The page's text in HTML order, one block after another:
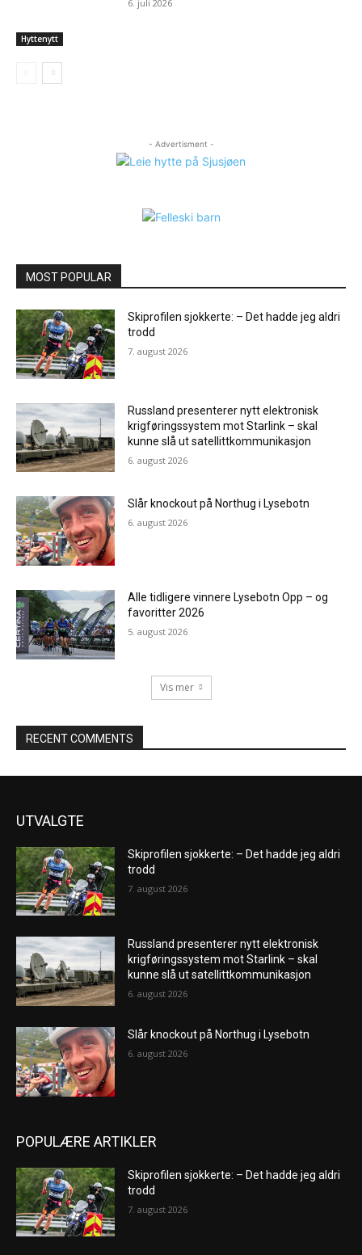
Hyttenytt
6. juli 2026
- Advertisment -
MOST POPULAR
Skiprofilen sjokkerte: – Det hadde jeg aldri
trodd
7. august 2026
Russland presenterer nytt elektronisk
krigføringssystem mot Starlink – skal
kunne slå ut satellittkommunikasjon
6. august 2026
Slår knockout på Northug i Lysebotn
6. august 2026
Alle tidligere vinnere Lysebotn Opp – og
favoritter 2026
5. august 2026
Vis mer
RECENT COMMENTS
UTVALGTE
Skiprofilen sjokkerte: – Det hadde jeg aldri
trodd
7. august 2026
Russland presenterer nytt elektronisk
krigføringssystem mot Starlink – skal
kunne slå ut satellittkommunikasjon
6. august 2026
Slår knockout på Northug i Lysebotn
6. august 2026
POPULÆRE ARTIKLER
Skiprofilen sjokkerte: – Det hadde jeg aldri
trodd
7. august 2026